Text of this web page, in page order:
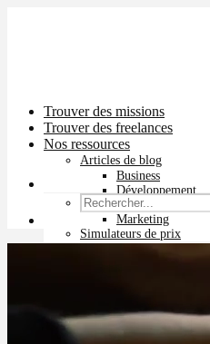
Trouver des missions
Trouver des freelances
Nos ressources
Articles de blog
Business
Développement
Graphisme
Marketing
Simulateurs de prix
Prix pub Instagram
Prix logiciel
Prix chatbot